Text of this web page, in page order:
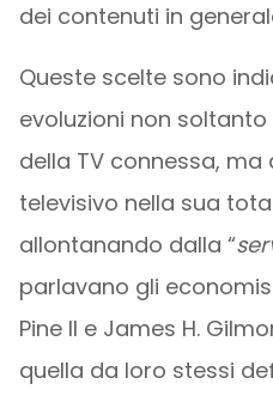
dei contenuti in
Queste scelte sono
evoluzioni non soltanto
della TV connessa,
televisivo nella sua
allontanando dalla “
parlavano gli
Pine II e James H.
quella da loro stessi